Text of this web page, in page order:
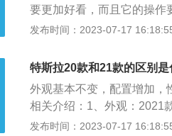
要更加好看，而且它的操作
价格也提高，21款的动力要
载胎压显示。胎压报警和胎
气压数值，并且当轮胎胎压
报警则不能显示具体数值，
驾驶员，驾驶员需要下车对
款荣放增加GPS导航系统、
发布时间：2023-07-17
特斯拉20款和21款的区别是
外观基本不变，配置增加，
相关介绍：1、外观：2021
车窗边框和车门把手采用熏
发布时间：2023-07-17